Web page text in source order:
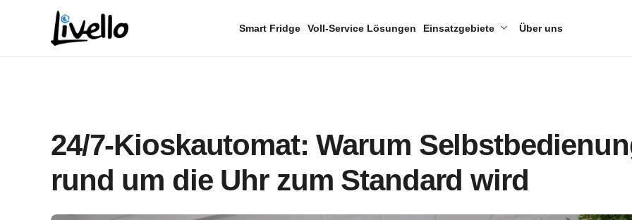
Smart Fridge Voll-Service Lösungen Einsatzgebiete Über uns
24/7-Kioskautomat: Warum
rund um die Uhr zum Standard wird